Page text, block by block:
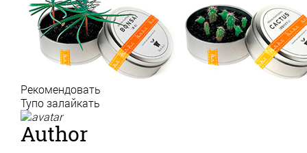
Рекомендовать
Тупо залайкать
Author